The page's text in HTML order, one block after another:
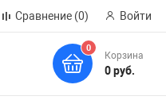
Сравнение (0) Войти
0
Корзина
0 руб.